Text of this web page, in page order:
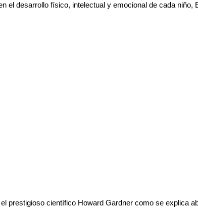
el desarrollo físico, intelectual y emocional de cada niño,
prestigioso científico Howard Gardner como se explica